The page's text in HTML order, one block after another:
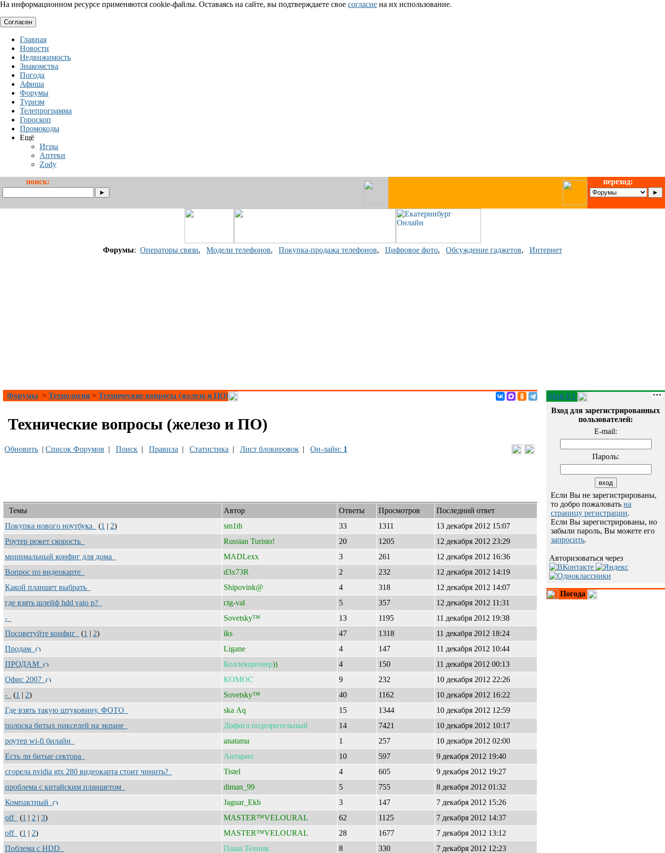
На информационном ресурсе применяются cookie-файлы. Оставаясь на сайте, вы подтверждаете свое согласие на их использование.
Согласен
Главная
Новости
Недвижимость
Знакомства
Погода
Афиша
Форумы
Туризм
Телепрограмма
Гороскоп
Промокоды
Ещё
Игры
Аптеки
Zody
поиск: переход:
Форумы: Операторы связи, Модели телефонов, Покупка-продажа телефонов, Цифровое фото, Обсуждение гаджетов, Интернет
Форумы > Технологии > Технические вопросы (железо и ПО)
Технические вопросы (железо и ПО)
Обновить | Список Форумов | Поиск | Правила | Статистика | Лист блокировок | Он-лайн: 1
Темы Автор Ответы Просмотров
Последний ответ
Покупка нового ноутбука
(1 | 2) sm1th 33 1311
13 декабря 2012 15:07
Роутер режет скорость
Russian Turisto! 20 1205
12 декабря 2012 23:29
минимальный конфиг для дома
MADLexx 3 261
12 декабря 2012 16:36
Вопрос по видеокарте
d3x73R 2 232
12 декабря 2012 14:19
Какой планшет выбрать
Shipovink@ 4 318
12 декабря 2012 14:07
где взять шлейф hdd vaio p?
ctg-val 5 357
12 декабря 2012 11:31
-
Sovetsky™ 13 1195
11 декабря 2012 19:38
Посоветуйте конфиг
(1 | 2) iks 47 1318
11 декабря 2012 18:24
Продам
Ligane 4 147
11 декабря 2012 10:44
ПРОДАМ
Коллекционер)) 4 150
11 декабря 2012 00:13
Офис 2007
КОМОС 9 232
10 декабря 2012 22:26
-
(1 | 2) Sovetsky™ 40 1162
10 декабря 2012 16:22
Где взять такую штуковину. ФОТО
ska Aq 15 1344
10 декабря 2012 12:59
полоска битых пикселей на экране
Дофига подозрительный 14 7421
10 декабря 2012 10:17
роутер wi-fi билайн
anatama 1 257
10 декабря 2012 02:00
Есть ли битые сектора
Антарио 10 597
9 декабря 2012 19:40
сгорела nvidia gtx 280 видеокарта стоит чинить?
Tistel 4 605
9 декабря 2012 19:27
проблема с китайским планшетом
diman_99 5 755
8 декабря 2012 01:32
Компактный
Jaguar_Ekb 3 147
7 декабря 2012 15:26
off
(1 | 2 | 3) MASTER™VELOURAL 62 1125
7 декабря 2012 14:37
off
(1 | 2) MASTER™VELOURAL 28 1677
7 декабря 2012 13:12
Поблема с HDD
Паша Техник 8 330
7 декабря 2012 12:23
Мой E1
Вход для зарегистрированных
пользователей:
E-mail:
Пароль:
Если Вы не зарегистрированы,
то добро пожаловать на
страницу регистрации.
Если Вы зарегистрированы, но
забыли пароль, Вы можете его
запросить.
Авторизоваться через
Погода